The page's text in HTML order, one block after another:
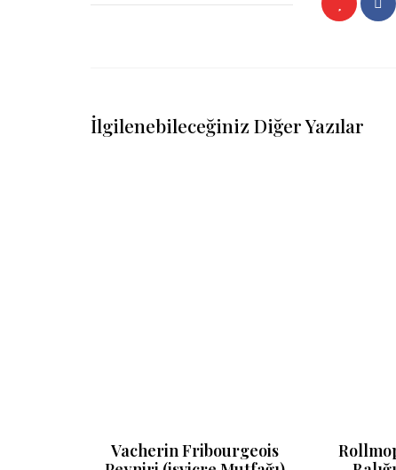
İlgilenebileceğiniz Diğer Yazılar
Vacherin Fribourgeois